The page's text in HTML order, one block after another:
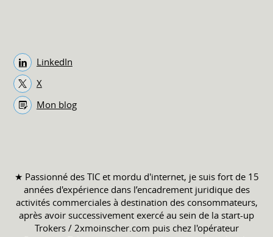
LinkedIn
X
Mon blog
★ Passionné des TIC et mordu d'internet, je suis fort de 15
années d'expérience dans l’encadrement juridique des
activités commerciales à destination des consommateurs,
après avoir successivement exercé au sein de la start-up
Trokers / 2xmoinscher.com puis chez l'opérateur